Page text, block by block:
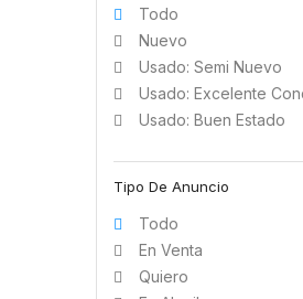
Todo
Nuevo
Usado: Semi Nuevo
Usado: Excelente
Usado: Buen Estado
Tipo De Anuncio
Todo
En Venta
Quiero